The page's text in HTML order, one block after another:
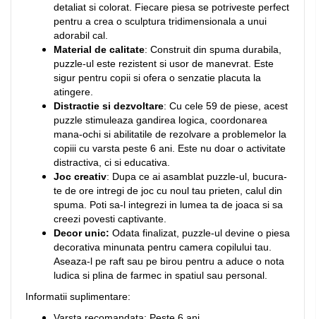
detaliat si colorat. Fiecare piesa se potriveste perfect
pentru a crea o sculptura tridimensionala a unui
adorabil cal.
Material de calitate: Construit din spuma durabila,
puzzle-ul este rezistent si usor de manevrat. Este
sigur pentru copii si ofera o senzatie placuta la
atingere.
Distractie si dezvoltare: Cu cele 59 de piese, acest
puzzle stimuleaza gandirea logica, coordonarea
mana-ochi si abilitatile de rezolvare a problemelor la
copiii cu varsta peste 6 ani. Este nu doar o activitate
distractiva, ci si educativa.
Joc creativ: Dupa ce ai asamblat puzzle-ul, bucura-
te de ore intregi de joc cu noul tau prieten, calul din
spuma. Poti sa-l integrezi in lumea ta de joaca si sa
creezi povesti captivante.
Decor unic: Odata finalizat, puzzle-ul devine o piesa
decorativa minunata pentru camera copilului tau.
Aseaza-l pe raft sau pe birou pentru a aduce o nota
ludica si plina de farmec in spatiul sau personal.
Informatii suplimentare: